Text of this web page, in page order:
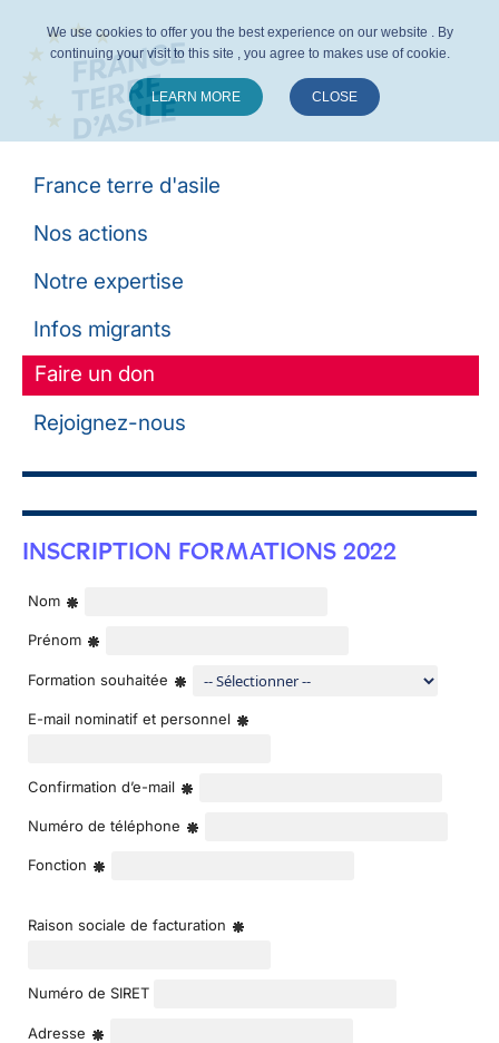
France terre d'asile
Nos actions
Notre expertise
Infos migrants
Faire un don
Rejoignez-nous
INSCRIPTION FORMATIONS 2022
Nom
Prénom
Formation souhaitée
E-mail nominatif et personnel
Confirmation d’e-mail
Numéro de téléphone
Fonction
Raison sociale de facturation
Numéro de SIRET
Adresse
We use cookies to offer you the best experience on our website . By
continuing your visit to this site , you agree to makes use of cookie.
LEARN MORE CLOSE